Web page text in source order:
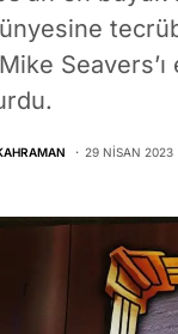
Mike
29 NISAN 2023